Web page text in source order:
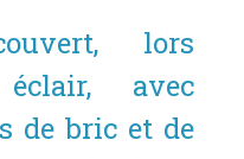
lors
éclair, avec
de bric et de